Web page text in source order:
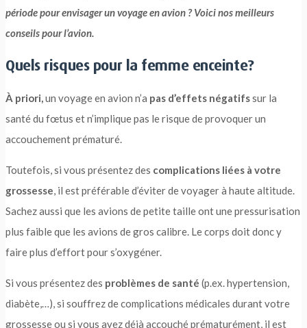
période pour envisager un voyage en avion ? Voici nos meilleurs
conseils pour l’avion.
Quels risques pour la femme enceinte?
À priori,un voyage en avion n’a pas d’effets négatifssur la
santé du fœtus et n’implique pas le risque de provoquer un
accouchement prématuré.
Toutefois, si vous présentez des complications liées à votre
grossesse, il est préférable d’éviter de voyager à haute altitude.
Sachez aussi que les avions de petite taille ont une pressurisation
plus faible que les avions de gros calibre. Le corps doit donc y
faire plus d’effort pour s’oxygéner.
Si vous présentez des problèmes de santé (p.ex. hypertension,
diabète,…), si souffrez de complications médicales durant votre
grossesse ou si vous avez déjà accouché prématurément, il est